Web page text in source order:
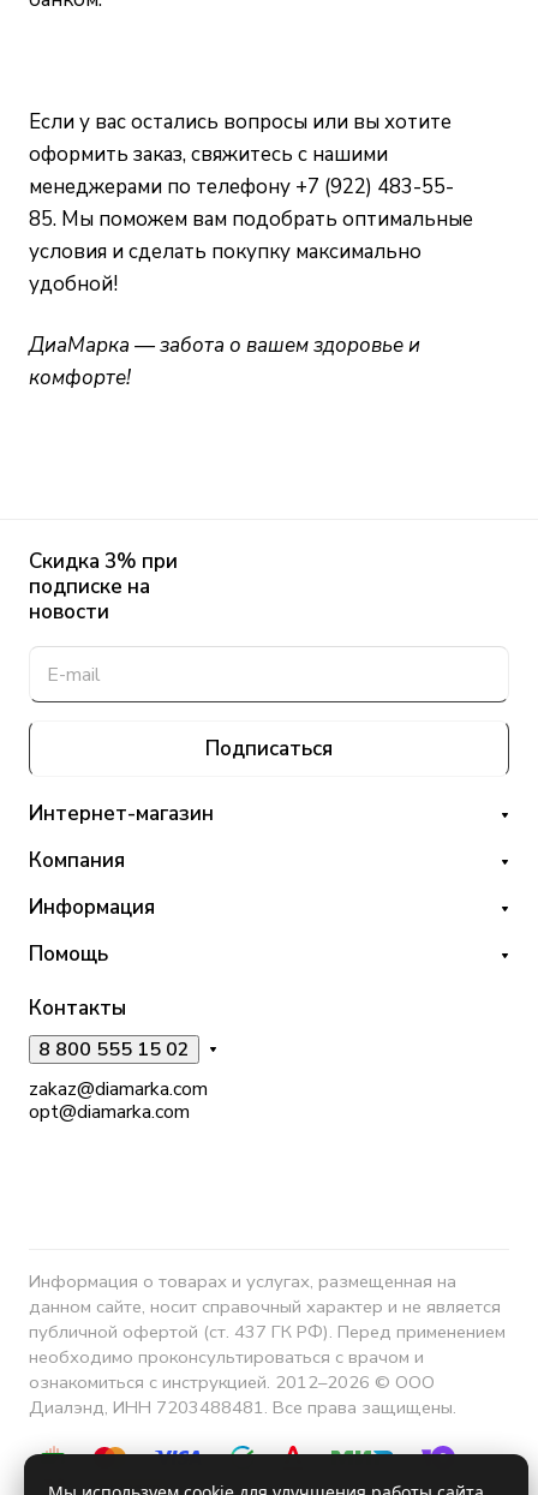
Если у вас остались вопросы или вы хотите
оформить заказ, свяжитесь с нашими
менеджерами по телефону +7 (922) 483-55-
85. Мы поможем вам подобрать оптимальные
условия и сделать покупку максимально
удобной!
ДиаМарка — забота о вашем здоровье и
комфорте!
Скидка 3% при
подписке на
новости
Подписаться
Интернет-магазин
Компания
Информация
Помощь
Контакты
8 800 555 15 02
zakaz@diamarka.com
opt@diamarka.com
Информация о товарах и услугах, размещенная на
данном сайте, носит справочный характер и не является
публичной офертой (ст. 437 ГК РФ). Перед применением
необходимо проконсультироваться с врачом и
ознакомиться с инструкцией. 2012–2026 © ООО
Диалэнд, ИНН 7203488481. Все права защищены.